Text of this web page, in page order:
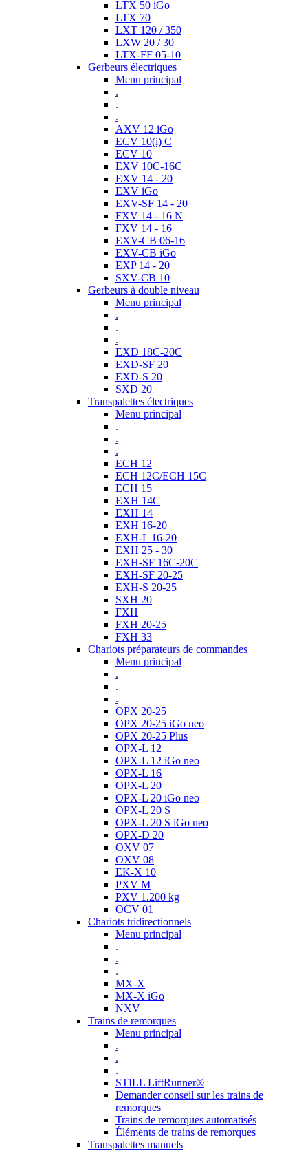
LTX 50 iGo
LTX 70
LXT 120 / 350
LXW 20 / 30
LTX-FF 05-10
Gerbeurs électriques
Menu principal
.
.
.
AXV 12 iGo
ECV 10(i) C
ECV 10
EXV 10C-16C
EXV 14 - 20
EXV iGo
EXV-SF 14 - 20
FXV 14 - 16 N
FXV 14 - 16
EXV-CB 06-16
EXV-CB iGo
EXP 14 - 20
SXV-CB 10
Gerbeurs à double niveau
Menu principal
.
.
.
EXD 18C-20C
EXD-SF 20
EXD-S 20
SXD 20
Transpalettes électriques
Menu principal
.
.
.
ECH 12
ECH 12C/ECH 15C
ECH 15
EXH 14C
EXH 14
EXH 16-20
EXH-L 16-20
EXH 25 - 30
EXH-SF 16C-20C
EXH-SF 20-25
EXH-S 20-25
SXH 20
FXH
FXH 20-25
FXH 33
Chariots préparateurs de commandes
Menu principal
.
.
.
OPX 20-25
OPX 20-25 iGo neo
OPX 20-25 Plus
OPX-L 12
OPX-L 12 iGo neo
OPX-L 16
OPX-L 20
OPX-L 20 iGo neo
OPX-L 20 S
OPX-L 20 S iGo neo
OPX-D 20
OXV 07
OXV 08
EK-X 10
PXV M
PXV 1.200 kg
OCV 01
Chariots tridirectionnels
Menu principal
.
.
.
MX-X
MX-X iGo
NXV
Trains de remorques
Menu principal
.
.
.
STILL LiftRunner®
Demander conseil sur les trains de
remorques
Trains de remorques automatisés
Éléments de trains de remorques
Transpalettes manuels